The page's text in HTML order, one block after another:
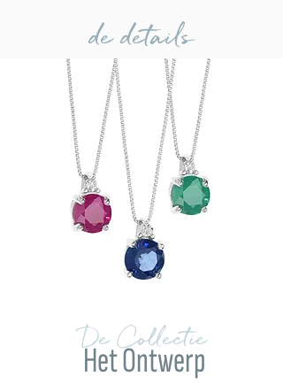
de details
De Collectie
Het Ontwerp